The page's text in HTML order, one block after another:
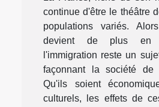
continue d'être le théâtre
populations variés.
devient de plus en
l'immigration reste un
façonnant la société de
Qu'ils soient
culturels, les effets de